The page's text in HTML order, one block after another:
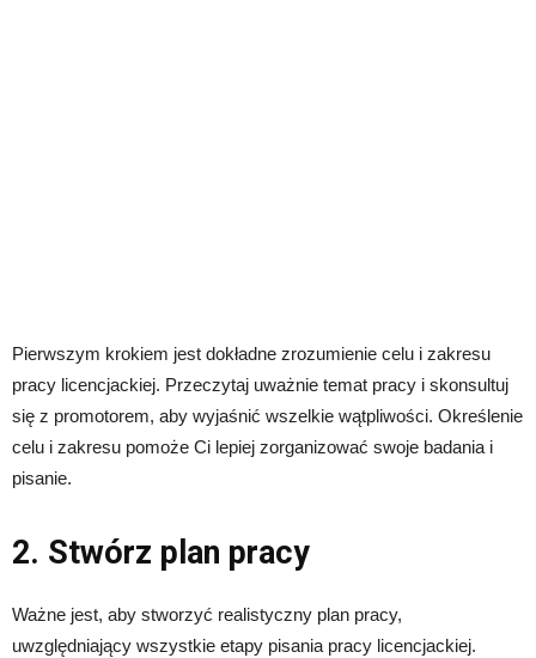
Pierwszym krokiem jest dokładne zrozumienie celu i zakresu
pracy licencjackiej. Przeczytaj uważnie temat pracy i skonsultuj
się z promotorem, aby wyjaśnić wszelkie wątpliwości. Określenie
celu i zakresu pomoże Ci lepiej zorganizować swoje badania i
pisanie.
2. Stwórz plan pracy
Ważne jest, aby stworzyć realistyczny plan pracy,
uwzględniający wszystkie etapy pisania pracy licencjackiej.